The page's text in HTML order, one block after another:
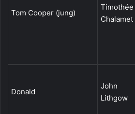
Tom Cooper (jung)
Timothée
Chalamet
Donald
John
Lithgow